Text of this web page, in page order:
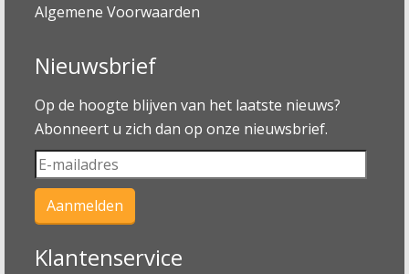
Algemene Voorwaarden
Nieuwsbrief
Op de hoogte blijven van het laatste nieuws?
Abonneert u zich dan op onze nieuwsbrief.
Klantenservice